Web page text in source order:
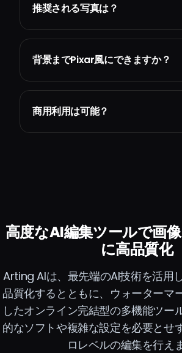
推奨される写真は？
背景までPixar風にできますか？
商用利用は可能？
高度なAI編集ツールで画
に高品質化
Arting AIは、最先端のAI技術を活用
品質化するとともに、ウォーターマ
したオンライン完結型の多機能ツー
的なソフトや複雑な設定を必要とせ
ロレベルの編集を行え